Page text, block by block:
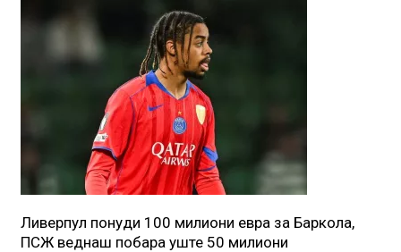
Ливерпул понуди 100 милиони евра за Баркола,
ПСЖ веднаш побара уште 50 милиони